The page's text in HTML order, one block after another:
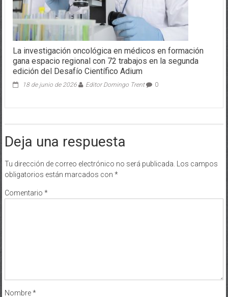
La investigación oncológica en médicos en formación
gana espacio regional con 72 trabajos en la segunda
edición del Desafío Científico Adium
18 de junio de 2026 Editor Domingo Trent 0
Deja una respuesta
Tu dirección de correo electrónico no será publicada.
Los campos
obligatorios están marcados con *
Comentario *
Nombre*